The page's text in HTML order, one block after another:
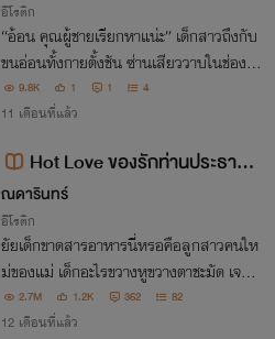
อีโรติก
“อ้อน คุณผู้ชายเรียกหาแน่ะ” เด็กสาวถึงกับ
ขนอ่อนทั้งกายตั้งชัน ซ่านเสียววาบในช่องท้
องน้อยขึ้นมา แค่ได้ยินชื่อ ‘คุณผู้ชาย’ วันนี้เธ
อจะโดน ... ดุ อีกหรือ ?
9.8K 1 1 4
11 เดือนที่แล้ว
Hot Love ของรักท่านประธาน
(Set ทายาทมาเฟีย)
ณดารินทร์
อีโรติก
ยัยเด็กขาดสารอาหารนี่หรอคือลูกสาวคนให
ม่ของแม่ เด็กอะไรขวางหูขวางตาชะมัด เจอห
น้าทีไรก็เอาแต่ก้มหน้าหลบตา..แต่ทำไมยัยเด็
กนี่ถึงสวยวันสวยคืน..ถ้าเขาแอบกินเด็กของ
2.7M 1.2K 362 82
12 เดือนที่แล้ว